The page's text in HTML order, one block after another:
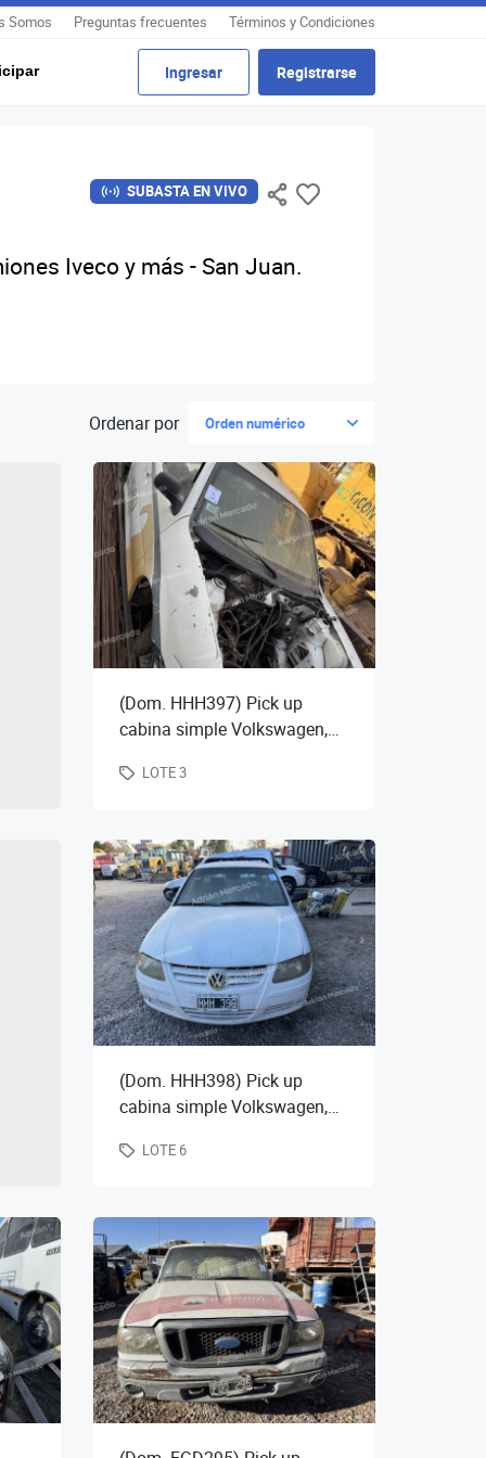
Somos Preguntas frecuentes Términos y Condiciones
Ingresar Registrarse
SUBASTA EN VIVO
Iveco y más - San Juan.
Ordenar por Orden numérico
(Dom. HHH397) Pick up
cabina simple Volkswagen,
AA, año 2008, (km. desconoc
LOTE 3
(Dom. HHH398) Pick up
cabina simple Volkswagen,
AA, año 2008, (km. desconoc
LOTE 6